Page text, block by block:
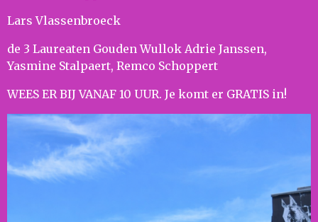
Lars Vlassenbroeck
de 3 Laureaten Gouden Wullok Adrie Janssen,
Yasmine Stalpaert, Remco Schoppert
WEES ER BIJ VANAF 10 UUR. Je komt er GRATIS in!